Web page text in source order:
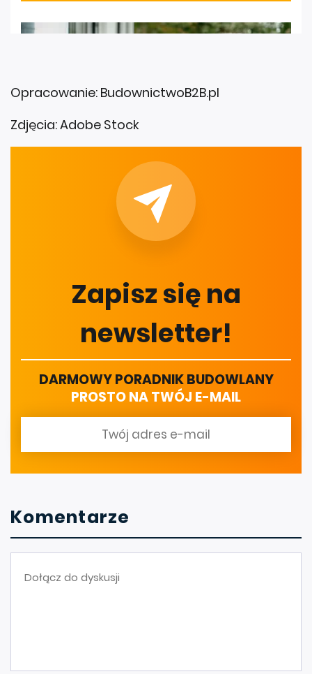
Opracowanie: BudownictwoB2B.pl
Zdjęcia: Adobe Stock
Zapisz się na
newsletter!
DARMOWY PORADNIK BUDOWLANY
PROSTO NA TWÓJ E-MAIL
Komentarze